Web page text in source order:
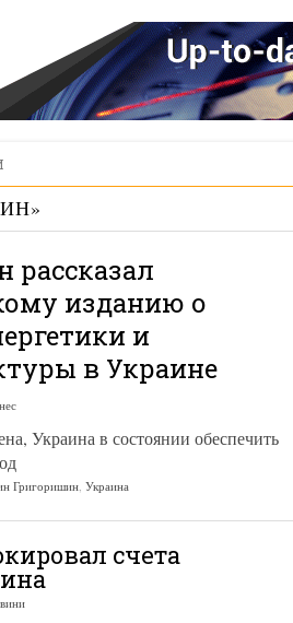
»
рассказал
изданию о
и
в Украине
Украина в состоянии обеспечить
Григоришин, Украина
счета